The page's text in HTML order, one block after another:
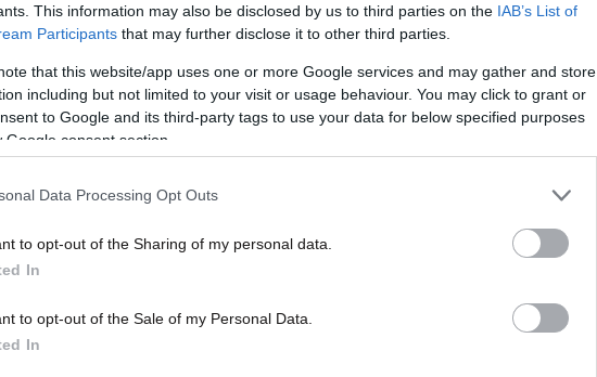
This information may also be disclosed by us to third parties on the IAB’s List of
Participants that may further disclose it to other third parties.
that this website/app uses one or more Google services and may gather and store
including but not limited to your visit or usage behaviour. You may click to grant or
to Google and its third-party tags to use your data for below specified purposes
Google consent section.
Data Processing Opt Outs
to opt-out of the Sharing of my personal data.
In
to opt-out of the Sale of my Personal Data.
In
στις 16, Ζαχάρως στις 20 και Γαστούνης